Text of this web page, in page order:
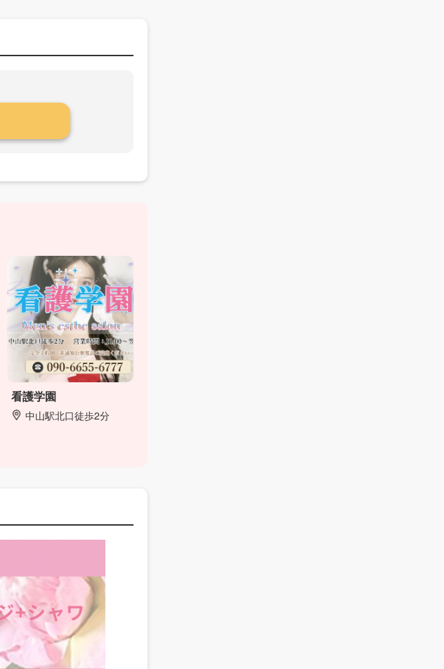
看護学園
中山駅北口徒歩2分